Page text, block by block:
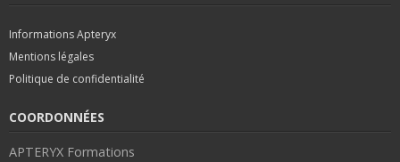
Informations Apteryx
Mentions légales
Politique de confidentialité
COORDONNÉES
APTERYX Formations